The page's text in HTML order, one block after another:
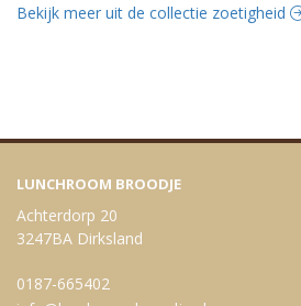
Bekijk meer uit de collectie zoetigheid
LUNCHROOM BROODJE
Achterdorp 20
3247BA Dirksland
0187-665402